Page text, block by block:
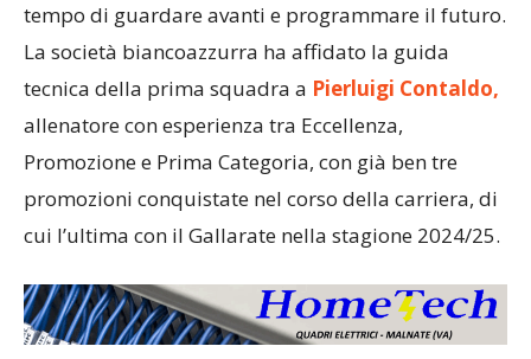
tempo di guardare avanti e programmare il futuro.
La società biancoazzurra ha affidato la guida
tecnica della prima squadra a Pierluigi Contaldo,
allenatore con esperienza tra Eccellenza,
Promozione e Prima Categoria, con già ben tre
promozioni conquistate nel corso della carriera, di
cui l’ultima con il Gallarate nella stagione 2024/25.